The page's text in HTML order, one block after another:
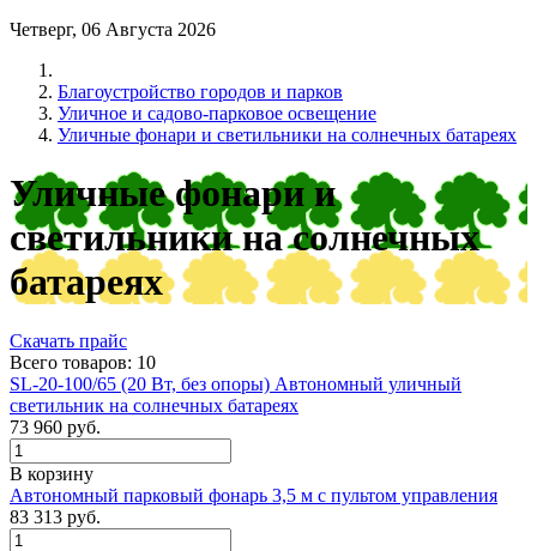
Четверг, 06 Августа 2026
Благоустройство городов и парков
Уличное и садово-парковое освещение
Уличные фонари и светильники на солнечных батареях
Уличные фонари и
светильники на солнечных
батареях
Скачать прайс
Всего товаров: 10
SL-20-100/65 (20 Вт, без опоры) Автономный уличный
светильник на солнечных батареях
73 960 руб.
В корзину
Автономный парковый фонарь 3,5 м с пультом управления
83 313 руб.